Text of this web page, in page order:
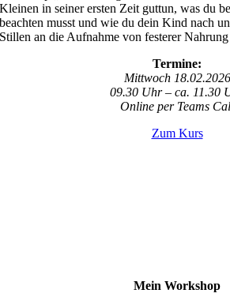
Kleinen in seiner ersten Zeit guttun, was du
beachten musst und wie du dein Kind nach
Stillen an die Aufnahme von festerer
Termine:
Mittwoch 18.02.2026
09.30 Uhr – ca. 11.30
Online per Teams
Zum Kurs
Mein Workshop